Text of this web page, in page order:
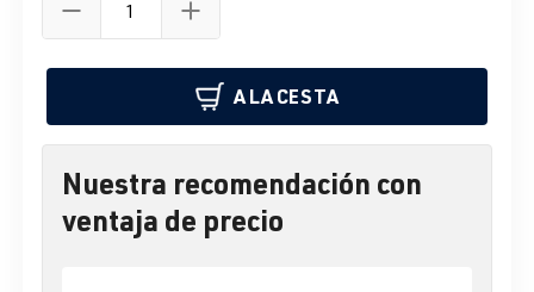
A LA CESTA
Nuestra recomendación con
ventaja de precio